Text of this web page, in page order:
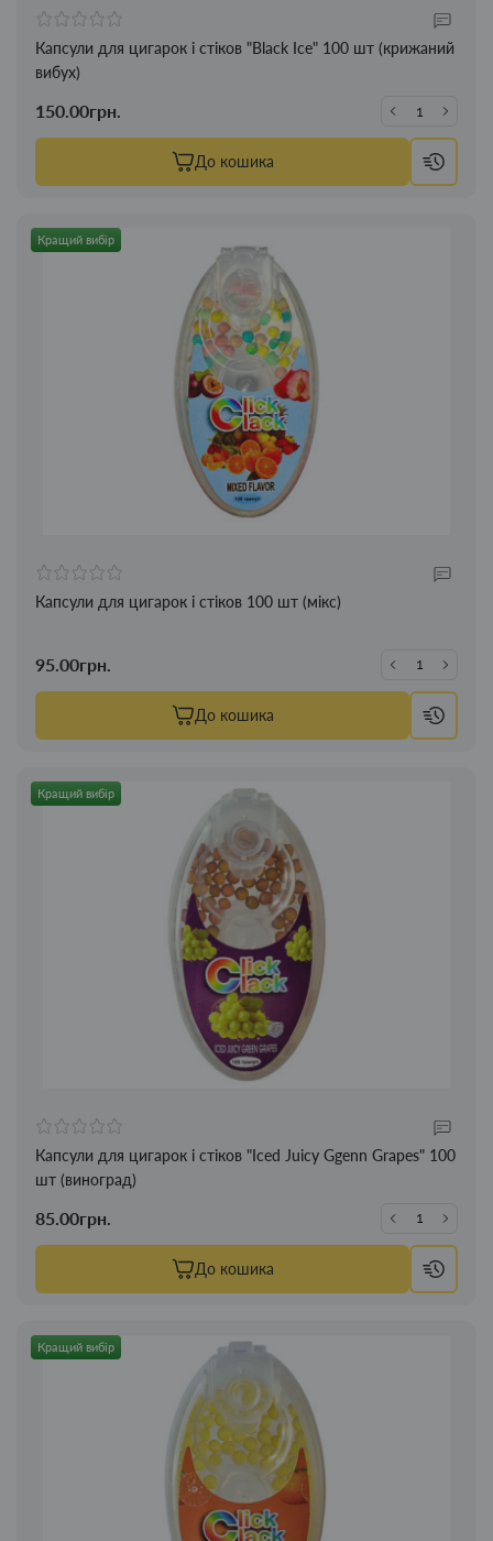
Капсули для цигарок і стіков "Black Ice" 100 шт (крижаний
вибух)
150.00грн.
До кошика
Кращий вибір
Капсули для цигарок і стіков 100 шт (мікс)
95.00грн.
До кошика
Кращий вибір
Капсули для цигарок і стіков "Iced Juicy Ggenn Grapes" 100
шт (виноград)
85.00грн.
До кошика
Кращий вибір